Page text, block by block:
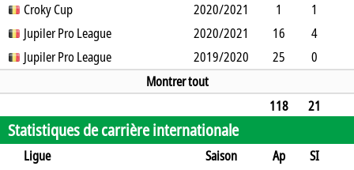
4
6 0 0 1094
Croky Cup 2020/2021 1
1
0
1 0 0 0 2
Jupiler Pro League 2020/2021 16
4
4
6 0 0 1 917
Jupiler Pro League 2019/2020 25
0
7 0
Montrer tout
118
21
18
61 2 1 30 0 1
Statistiques de carrière internationale
Ligue Saison Ap
SI